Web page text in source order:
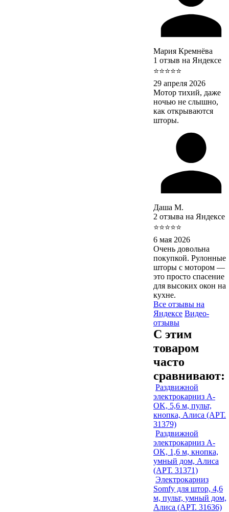
Мария Кремнёва
1 отзыв на Яндексе
⭐⭐⭐⭐⭐
29 апреля 2026
Мотор тихий, даже
ночью не слышно,
как открываются
шторы.
Даша М.
2 отзыва на Яндексе
⭐⭐⭐⭐⭐
6 мая 2026
Очень довольна
покупкой. Рулонные
шторы с мотором —
это просто спасение
для высоких окон на
кухне.
Все отзывы на
Яндексе Видео-
отзывы
С этим
товаром
часто
сравнивают:
Раздвижной
электрокарниз A-
OK, 5,6 м, пульт,
кнопка, Алиса (АРТ.
31379)
Раздвижной
электрокарниз A-
OK, 1,6 м, кнопка,
умный дом, Алиса
(АРТ. 31371)
Электрокарниз
Somfy для штор, 4,6
м, пульт, умный дом,
Алиса (АРТ. 31636)